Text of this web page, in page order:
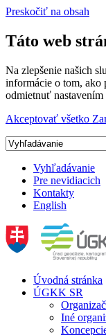
Preskočiť na obsah
Táto web
Na zlepšenie našich
informácie o tom, ako
odmietnuť nastavením
Akceptovať všetko
Vyhľadávanie
Pre nevidiacich
Kontakty
English
Úvodná stránka
ÚGKK SR
Iné